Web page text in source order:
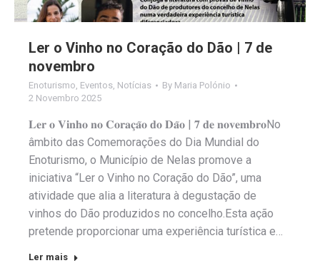
Ler o Vinho no Coração do Dão | 7 de
novembro
Enoturismo Eventos Notícias By Maria Polónio
2 Novembro 2025
𝐋𝐞𝐫 𝐨 𝐕𝐢𝐧𝐡𝐨 𝐧𝐨 𝐂𝐨𝐫𝐚𝐜̧𝐚̃𝐨 𝐝𝐨 𝐃𝐚̃𝐨 | 𝟕 𝐝𝐞 𝐧𝐨𝐯𝐞𝐦𝐛𝐫𝐨No
âmbito das Comemorações do Dia Mundial do
Enoturismo, o Município de Nelas promove a
iniciativa “Ler o Vinho no Coração do Dão”, uma
atividade que alia a literatura à degustação de
vinhos do Dão produzidos no concelho.Esta ação
pretende proporcionar uma experiência turística e…
Ler mais